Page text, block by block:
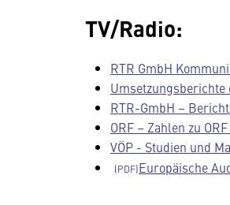
TV/Radio:
RTR GmbH
RTR-GmbH –
ORF – Zahlen zu
VÖP - Studien und
Europäische